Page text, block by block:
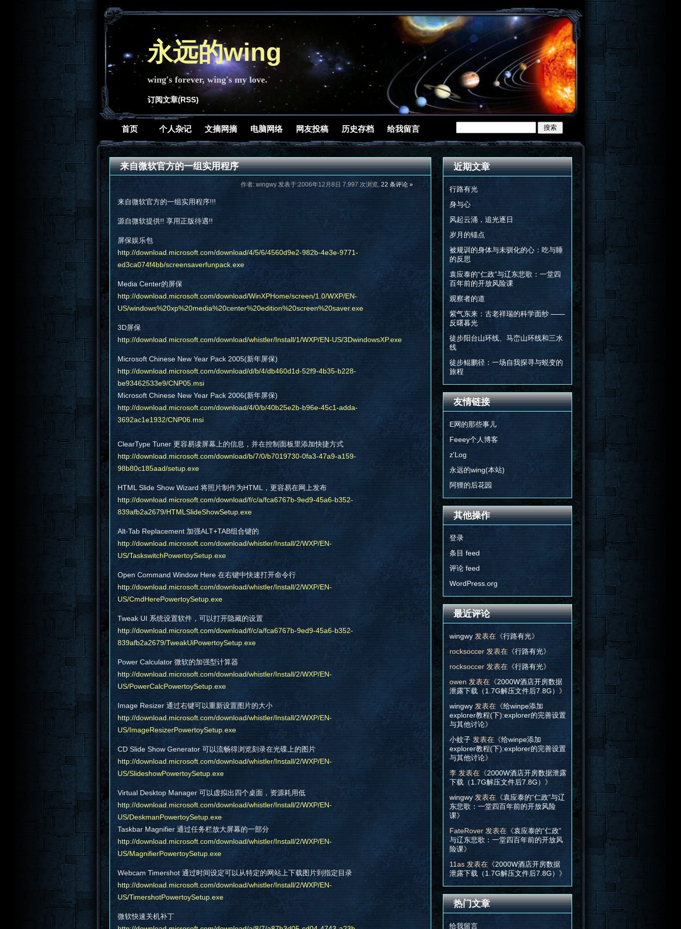
永远的wing
wing's forever, wing's my love.
订阅文章(RSS)
首页 个人杂记 文摘网摘 电脑网络 网友投稿 历史存档 给我留言
来自微软官方的一组实用程序
作者: wingwy 发表于:2006年12月8日 7,997 次浏览,22 条评论 »
来自微软官方的一组实用程序!!!
源自微软提供!! 享用正版待遇!!
屏保娱乐包
http://download.microsoft.com/download/4/5/6/4560d9e2-982b-4e3e-9771-
ed3ca074f4bb/screensaverfunpack.exe
Media Center的屏保
http://download.microsoft.com/download/WinXPHome/screen/1.0/WXP/EN-
US/windows%20xp%20media%20center%20edition%20screen%20saver.exe
3D屏保
http://download.microsoft.com/download/whistler/Install/1/WXP/EN-US/3DwindowsXP.exe
Microsoft Chinese New Year Pack 2005(新年屏保)
http://download.microsoft.com/download/d/b/4/db460d1d-52f9-4b35-b228-
be93462533e9/CNP05.msi
Microsoft Chinese New Year Pack 2006(新年屏保)
http://download.microsoft.com/download/4/0/b/40b25e2b-b96e-45c1-adda-
3692ac1e1932/CNP06.msi
ClearType Tuner 更容易读屏幕上的信息，并在控制面板里添加快捷方式
http://download.microsoft.com/download/b/7/0/b7019730-0fa3-47a9-a159-
98b80c185aad/setup.exe
HTML Slide Show Wizard 将照片制作为HTML，更容易在网上发布
http://download.microsoft.com/download/f/c/a/fca6767b-9ed9-45a6-b352-
839afb2a2679/HTMLSlideShowSetup.exe
Alt-Tab Replacement 加强ALT+TAB组合键的
http://download.microsoft.com/download/whistler/Install/2/WXP/EN-
US/TaskswitchPowertoySetup.exe
Open Command Window Here 在右键中快速打开命令行
http://download.microsoft.com/download/whistler/Install/2/WXP/EN-
US/CmdHerePowertoySetup.exe
Tweak UI 系统设置软件，可以打开隐藏的设置
http://download.microsoft.com/download/f/c/a/fca6767b-9ed9-45a6-b352-
839afb2a2679/TweakUiPowertoySetup.exe
Power Calculator 微软的加强型计算器
http://download.microsoft.com/download/whistler/Install/2/WXP/EN-
US/PowerCalcPowertoySetup.exe
Image Resizer 通过右键可以重新设置图片的大小
http://download.microsoft.com/download/whistler/Install/2/WXP/EN-
US/ImageResizerPowertoySetup.exe
CD Slide Show Generator 可以流畅得浏览刻录在光碟上的图片
http://download.microsoft.com/download/whistler/Install/2/WXP/EN-
US/SlideshowPowertoySetup.exe
Virtual Desktop Manager 可以虚拟出四个桌面，资源耗用低
http://download.microsoft.com/download/whistler/Install/2/WXP/EN-
US/DeskmanPowertoySetup.exe
Taskbar Magnifier 通过任务栏放大屏幕的一部分
http://download.microsoft.com/download/whistler/Install/2/WXP/EN-
US/MagnifierPowertoySetup.exe
Webcam Timershot 通过时间设定可以从特定的网站上下载图片到指定目录
http://download.microsoft.com/download/whistler/Install/2/WXP/EN-
US/TimershotPowertoySetup.exe
微软快速关机补丁
近期文章
行路有光
身与心
风起云涌，追光逐日
岁月的锚点
被规训的身体与未驯化的心：吃与睡
的反思
袁应泰的“仁政”与辽东悲歌：一堂四
百年前的开放风险课
观察者的道
紫气东来：古老祥瑞的科学面纱 ——
反曙暮光
徒步阳台山环线、马峦山环线和三水
线
徒步鲲鹏径：一场自我探寻与蜕变的
旅程
友情链接
E网的那些事儿
Feeey个人博客
z'Log
永远的wing(本站)
阿狸的后花园
其他操作
登录
条目 feed
评论 feed
WordPress.org
最近评论
wingwy发表在《行路有光》
rocksoccer发表在《行路有光》
rocksoccer发表在《行路有光》
owen 发表在《2000W酒店开房数据
泄露下载（1.7G解压文件后7.8G） 》
wingwy发表在《给winpe添加
explorer教程(下):explorer的完善设置
与其他讨论》
小蚊子发表在《给winpe添加
explorer教程(下):explorer的完善设置
与其他讨论》
李发表在《2000W酒店开房数据泄露
下载（1.7G解压文件后7.8G） 》
wingwy发表在《袁应泰的“仁政”与辽
东悲歌：一堂四百年前的开放风险
课》
FateRover发表在《袁应泰的“仁政”
与辽东悲歌：一堂四百年前的开放风
险课》
11as发表在《2000W酒店开房数据
泄露下载（1.7G解压文件后7.8G） 》
热门文章
给我留言